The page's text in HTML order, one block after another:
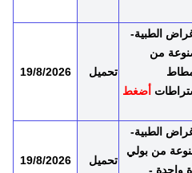
الطبية-
من
أضغط
تحميل 19/8/2026
الطبية-
من بولي
واحدة -
تحميل 19/8/2026